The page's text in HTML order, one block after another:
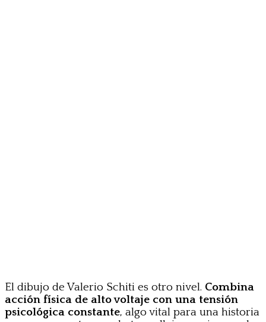
El dibujo de Valerio Schiti es otro nivel. Combina
acción física de alto voltaje con una tensión
psicológica constante, algo vital para una historia